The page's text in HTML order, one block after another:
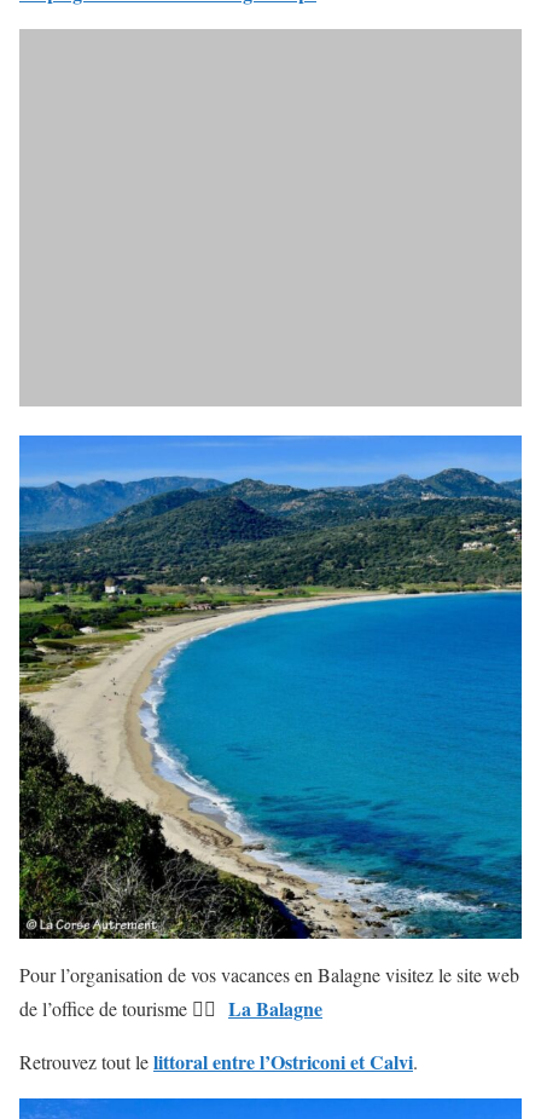
Pour l’organisation de vos vacances en Balagne visitez le site web
de l’office de tourisme 👉🏻 La Balagne
Retrouvez tout lelittoral entre l’Ostriconi et Calvi.